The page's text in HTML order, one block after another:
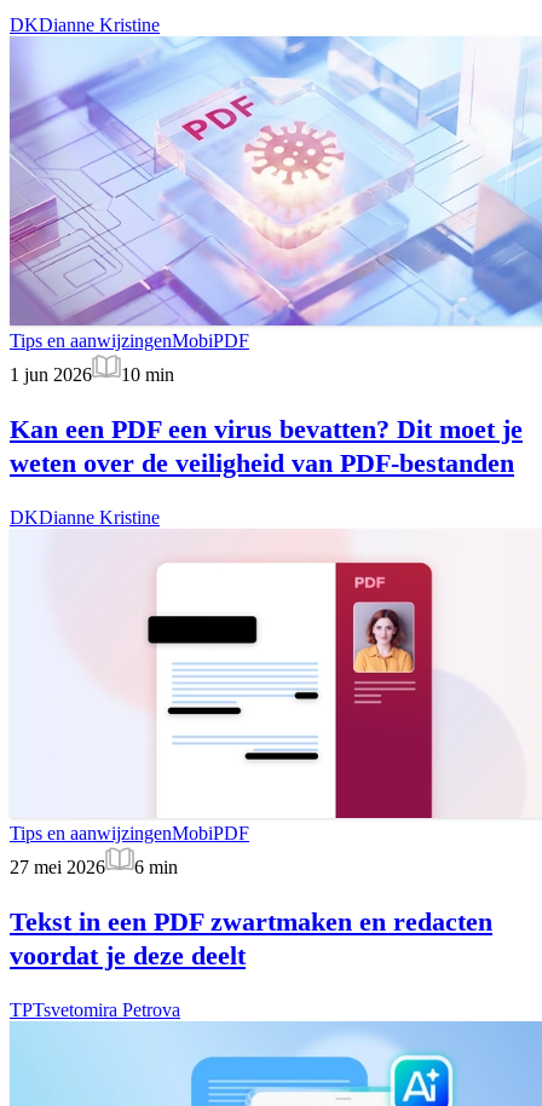
DKDianne Kristine
Tips en aanwijzingenMobiPDF
1 jun 2026
10 min
Kan een PDF een virus bevatten? Dit moet je
weten over de veiligheid van PDF-bestanden
DKDianne Kristine
Tips en aanwijzingenMobiPDF
27 mei 2026
6 min
Tekst in een PDF zwartmaken en redacten
voordat je deze deelt
TPTsvetomira Petrova